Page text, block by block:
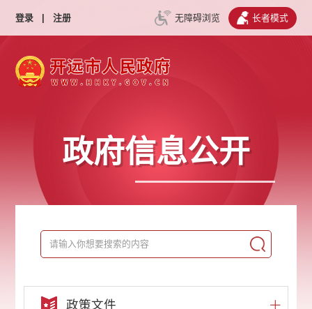
登录 | 注册 无障碍浏览 长者模式
政府信息公开
政策文件